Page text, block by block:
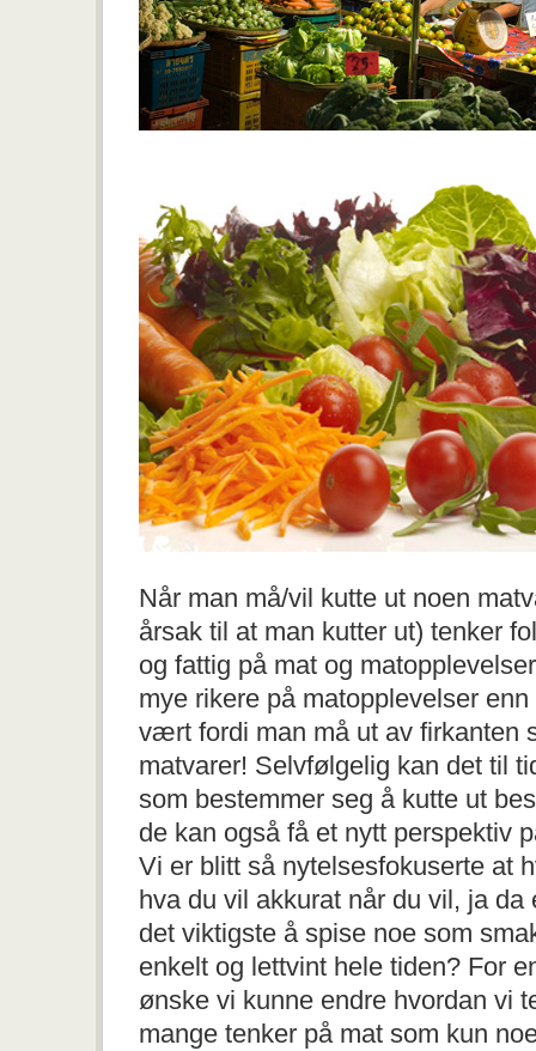
Når man må/vil kutte ut noen
årsak til at man kutter ut) tenker
og fattig på mat og
mye rikere på matopplevelser
vært fordi man må ut av firkanten
matvarer! Selvfølgelig kan det til
som bestemmer seg å kutte ut
de kan også få et nytt perspektiv
Vi er blitt så nytelsesfokuserte at
hva du vil akkurat når du vil, ja da
det viktigste å spise noe som
enkelt og lettvint hele tiden? For
ønske vi kunne endre hvordan vi
mange tenker på mat som kun